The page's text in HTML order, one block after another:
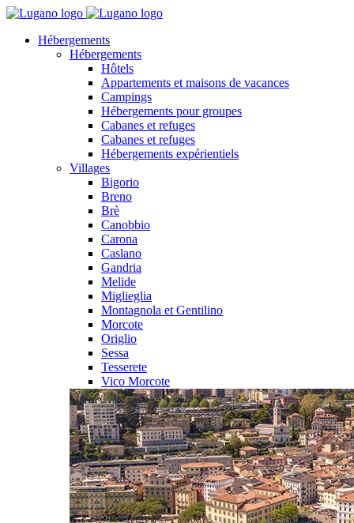
Hébergements
Hébergements
Hôtels
Appartements et maisons de vacances
Campings
Hébergements pour groupes
Cabanes et refuges
Cabanes et refuges
Hébergements expérientiels
Villages
Bigorio
Breno
Brè
Canobbio
Carona
Caslano
Gandria
Melide
Miglieglia
Montagnola et Gentilino
Morcote
Origlio
Sessa
Tesserete
Vico Morcote